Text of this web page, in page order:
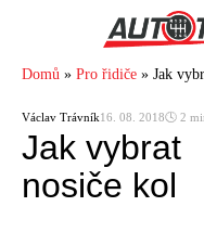
Domů » Pro řidiče » Jak
Václav Trávník16. 08. 2018🕓 2
Jak vybrat
nosiče kol